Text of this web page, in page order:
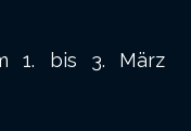
1. bis 3. März